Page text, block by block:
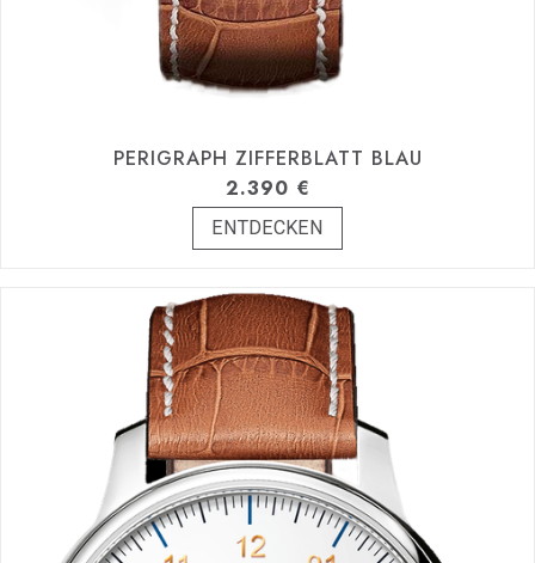
PERIGRAPH ZIFFERBLATT BLAU
2.390 €
ENTDECKEN